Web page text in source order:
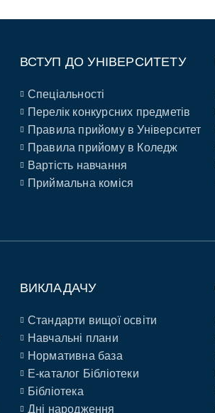
ВСТУП ДО УНІВЕРСИТЕТУ
Спеціальності
Перелік конкурсних предметів
Правила прийому в Університет
Правила прийому в Коледж
Вартість навчання
Приймальна коміся
ВИКЛАДАЧУ
Стандарти вищої освіти
Навчальні плани
Нормативна база
E-каталог Бібліотеки
Бібліотека
Дні народження